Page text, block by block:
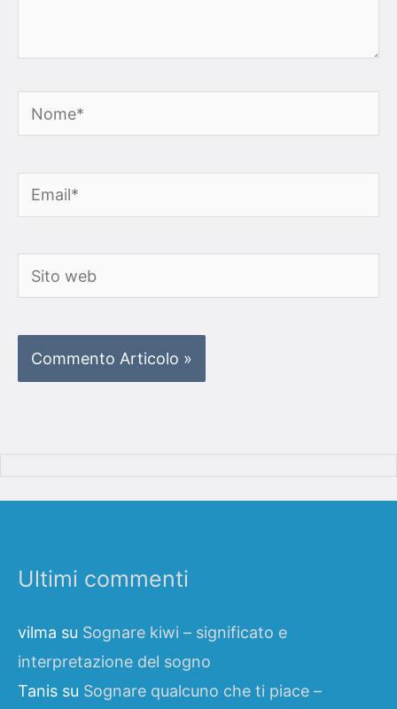
Nome*
Email*
Sito
web
Ultimi commenti
vilma su Sognare kiwi – significato e
interpretazione del sogno
Tanis su Sognare qualcuno che ti piace –